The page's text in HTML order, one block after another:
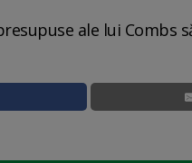
ale lui Combs